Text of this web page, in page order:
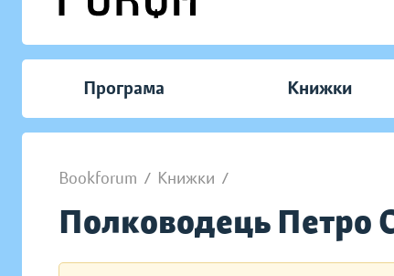
Програма Книжки
Bookforum / Книжки /
Полководець Петро